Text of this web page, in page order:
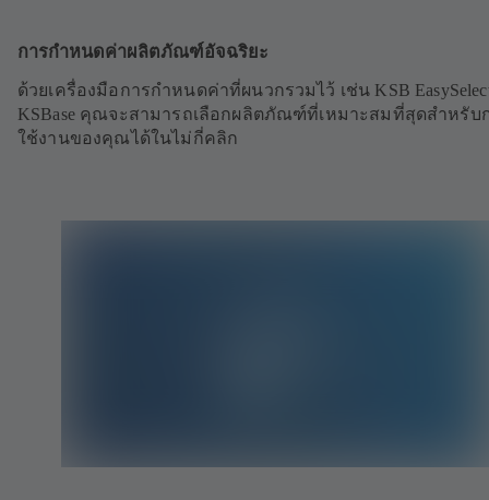
การกำหนดค่าผลิตภัณฑ์อัจฉริยะ
ด้วยเครื่องมือการกำหนดค่าที่ผนวกรวมไว้ เช่น KSB
KSBase คุณจะสามารถเลือกผลิตภัณฑ์ที่เหมาะสมที่สุดสำหรับ
ใช้งานของคุณได้ในไม่กี่คลิก